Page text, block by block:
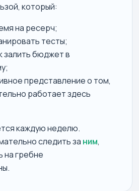
который:
на ресерч;
тесты;
залить бюджет в
представление о том,
работает здесь
каждую неделю.
следить за ним,
на гребне